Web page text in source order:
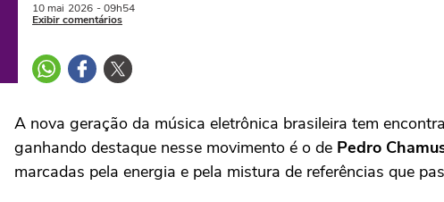
10 mai 2026 - 09h54
Exibir comentários
A nova geração da música eletrônica brasileira tem
ganhando destaque nesse movimento é o de Pedro
marcadas pela energia e pela mistura de referências que